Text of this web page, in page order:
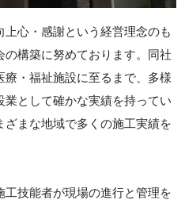
上心・感謝という経営理念のも
構築に努めております。同社
・福祉施設に至るまで、多様
として確かな実績を持ってい
ざまな地域で多くの施工実績を
技能者が現場の進行と管理を